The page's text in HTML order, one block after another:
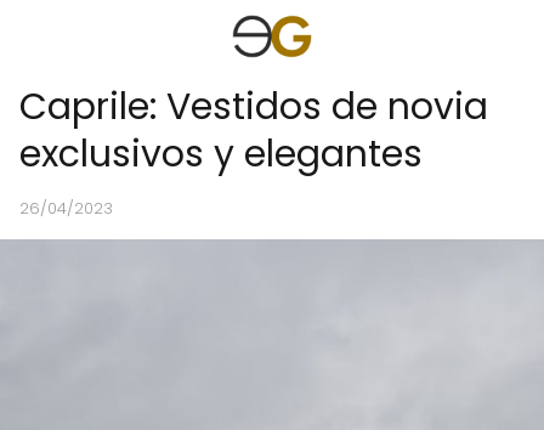
Caprile: Vestidos de novia
exclusivos y elegantes
26/04/2023